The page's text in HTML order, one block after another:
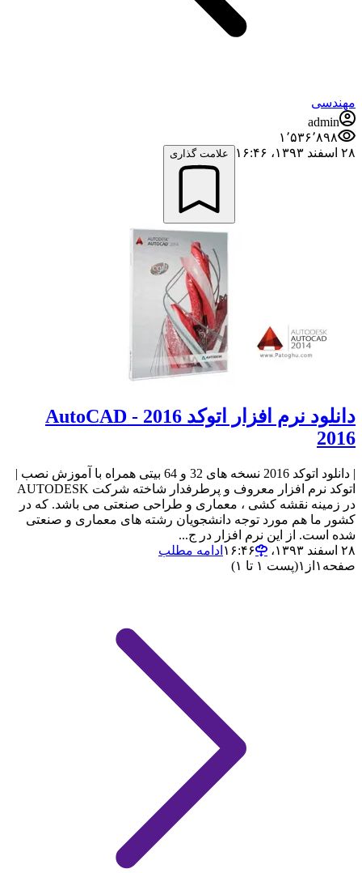
مهندسی
admin
۱٬۵۳۶٬۸۹۸
۲۸ اسفند ۱۳۹۳،‏ ۱۶:۴۶
علامت گذاری
دانلود نرم افزار اتوکد 2016 - AutoCAD
2016
| دانلود اتوکد 2016 نسخه های 32 و 64 بیتی همراه با آموزش نصب |
اتوکد نرم افزار معروف و پرطرفدار شاخته شرکت AUTODESK
در زمینه نقشه کشی ، معماری و طراحی صنعتی می باشد. که در
کشور ما هم مورد توجه دانشجویان رشته های معماری و صنعتی
شده است. از این نرم افزار در ج...
۲۸ اسفند ۱۳۹۳،‏ ۱۶:۴۶
ادامه مطلب
صفحه ۱ از ۱(پست ۱ تا ۱)